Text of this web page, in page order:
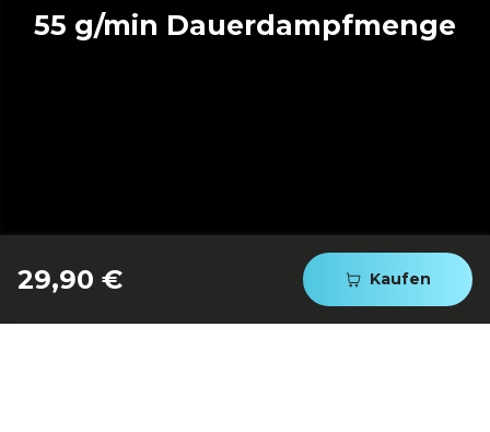
29,90 € Kaufen
55 g/min Dauerdampfmenge